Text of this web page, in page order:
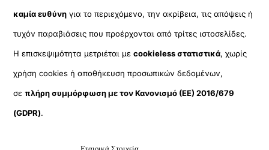
καμία ευθύνη για το περιεχόμενο, την ακρίβεια, τις απόψεις ή
τυχόν παραβιάσεις που προέρχονται από τρίτες ιστοσελίδες.
Η επισκεψιμότητα μετριέται μεcookieless στατιστικά, χωρίς
χρήση cookies ή αποθήκευση προσωπικών δεδομένων,
σεπλήρη συμμόρφωση με τον Κανονισμό (ΕΕ) 2016/679
(GDPR).